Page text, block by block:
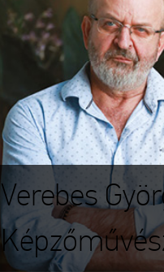
Verebes